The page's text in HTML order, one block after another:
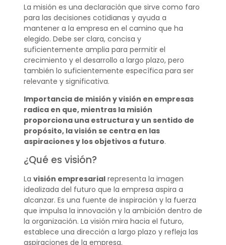
La misión es una declaración que sirve como faro
para las decisiones cotidianas y ayuda a
mantener a la empresa en el camino que ha
elegido. Debe ser clara, concisa y
suficientemente amplia para permitir el
crecimiento y el desarrollo a largo plazo, pero
también lo suficientemente específica para ser
relevante y significativa.
Importancia de misión y visión en empresas
radica en que, mientras la misión
proporciona una estructura y un sentido de
propósito, la visión se centra en las
aspiraciones y los objetivos a futuro.
¿Qué es visión?
La visión empresarialrepresenta la imagen
idealizada del futuro que la empresa aspira a
alcanzar. Es una fuente de inspiración y la fuerza
que impulsa la innovación y la ambición dentro de
la organización. La visión mira hacia el futuro,
establece una dirección a largo plazo y refleja las
aspiraciones de la empresa.